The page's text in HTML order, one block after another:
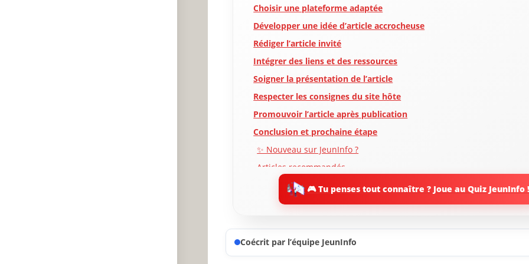
Choisir une plateforme adaptée
Développer une idée d’article accrocheuse
Rédiger l’article invité
Intégrer des liens et des ressources
Soigner la présentation de l’article
Respecter les consignes du site hôte
Promouvoir l’article après publication
Conclusion et prochaine étape
✨ Nouveau sur JeunInfo ?
Articles recommandés
Partager l'amour🎮 Tu penses tout connaître ? Joue au Quiz JeunInfo !
Coécrit par l’équipe JeunInfo